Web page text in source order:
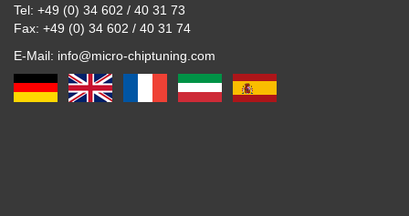
Tel: +49 (0) 34 602 / 40 31 73
Fax: +49 (0) 34 602 / 40 31 74
E-Mail: info@micro-chiptuning.com